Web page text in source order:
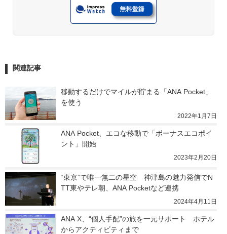
関連記事
移動するだけでマイルが貯まる「ANA Pocket」
を使う
2022年1月7日
ANA Pocket、エコな移動で「ボーナスエコポイ
ント」開始
2023年2月20日
“東京”で唯一無二の星空　神津島の魅力発信でN
TT東やテレ朝、ANA Pocketなど連携
2024年4月11日
ANA X、“個人手配”の旅を一元サポート　ホテル
からアクティビティまで